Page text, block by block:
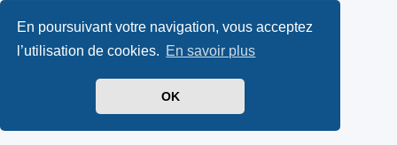
En poursuivant votre navigation, vous acceptez
l’utilisation de cookies. En savoir plus
OK